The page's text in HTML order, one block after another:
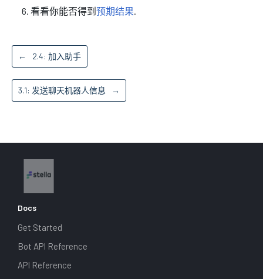
看看你能否得到预期结果
← 2.4: 加入助手
3.1: 发送聊天机器人信息 →
Docs
Get Started
Bot API Reference
API Reference